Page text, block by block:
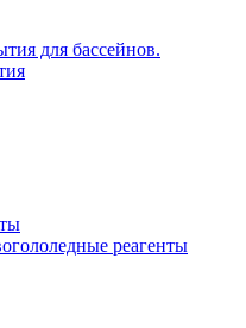
для бассейнов.
реагенты